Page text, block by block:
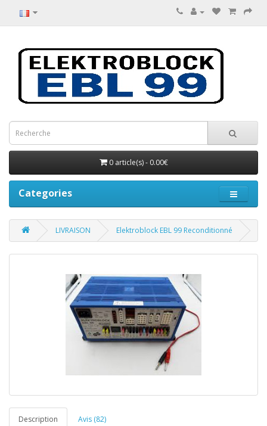
0 article(s) - 0.00€
Categories
LIVRAISON Elektroblock EBL 99 Reconditionné
Description Avis (82)